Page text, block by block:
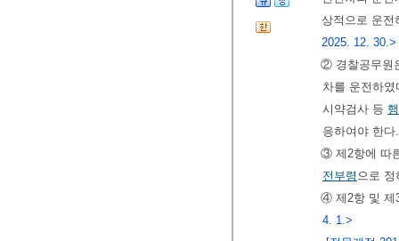
상적으로 운전
2025. 12. 30.>
② 경찰공무원
차를 운전하
시약검사 등
응하여야 한
③ 제2항에 따
전부령 으로
④ 제2항 및 제
4. 1.>